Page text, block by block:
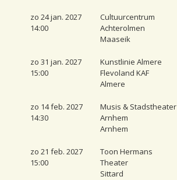
zo 24 jan. 2027
14:00
Cultuurcentrum
Achterolmen
Maaseik
zo 31 jan. 2027
15:00
Kunstlinie Almere
Flevoland KAF
Almere
zo 14 feb. 2027
14:30
Musis & Stadstheater
Arnhem
Arnhem
zo 21 feb. 2027
15:00
Toon Hermans
Theater
Sittard